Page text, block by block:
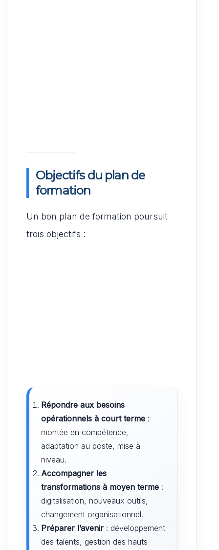
Objectifs du plan de
formation
Un bon plan de formation poursuit
trois objectifs :
Répondre aux besoins
opérationnels à court terme :
montée en compétence,
adaptation au poste, mise à
niveau.
Accompagner les
transformations à moyen terme :
digitalisation, nouveaux outils,
changement organisationnel.
Préparer l’avenir : développement
des talents, gestion des hauts